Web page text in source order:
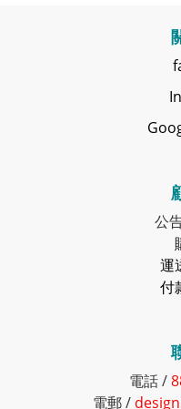
公
運
付
電話 /
電郵 /